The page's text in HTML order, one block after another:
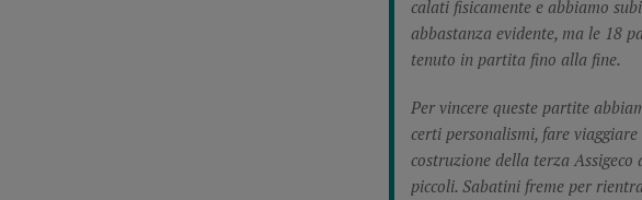
calati fisicamente e abbiamo
abbastanza evidente, ma le 18
tenuto in partita fino alla fine.
Per vincere queste partite
certi personalismi, fare
costruzione della terza
piccoli. Sabatini freme per